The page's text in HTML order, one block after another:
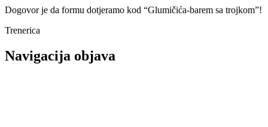
Dogovor je da formu dotjeramo kod “Glumičića-barem sa trojkom”!
Trenerica
Navigacija objava